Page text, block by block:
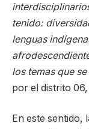
tenido:
lenguas
los temas que
por el distrito
En este sentido,